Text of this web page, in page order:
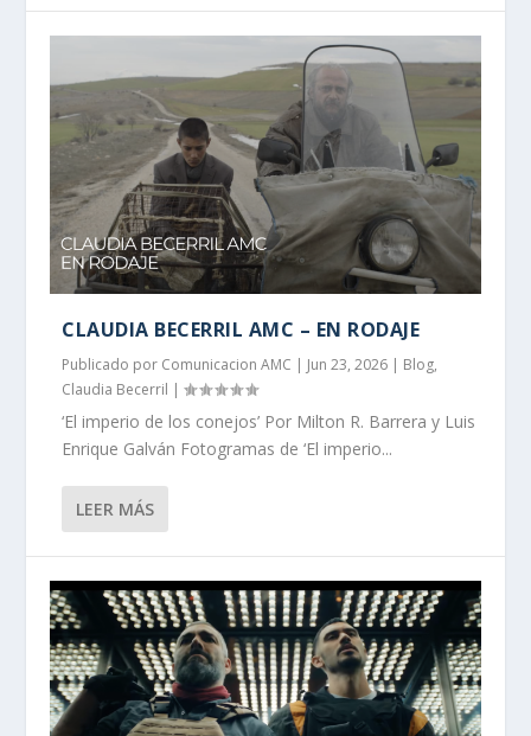
CLAUDIA BECERRIL AMC – EN RODAJE
Publicado por Comunicacion AMC | Jun 23, 2026 | Blog,
Claudia Becerril |
‘El imperio de los conejos’ Por Milton R. Barrera y Luis
Enrique Galván Fotogramas de ‘El imperio...
LEER MÁS